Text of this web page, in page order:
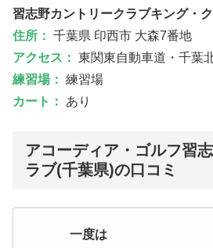
習志野カントリークラブキング・ク
住所： 千葉県 印西市 大森7番地
アクセス： 東関東自動車道・千葉
練習場： 練習場
カート：
あり
アコーディア・ゴルフ習
ラブ(千葉県)の口コミ
一度は